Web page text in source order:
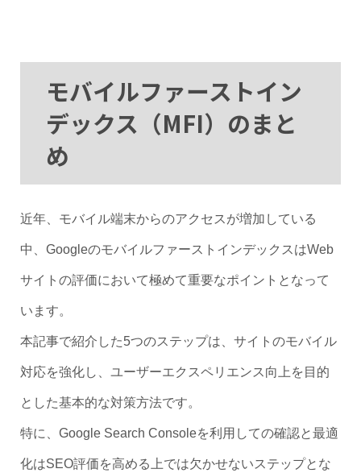
モバイルファーストイン
デックス（MFI）のまと
め
近年、モバイル端末からのアクセスが増加している
中、GoogleのモバイルファーストインデックスはWeb
サイトの評価において極めて重要なポイントとなって
います。
本記事で紹介した5つのステップは、サイトのモバイル
対応を強化し、ユーザーエクスペリエンス向上を目的
とした基本的な対策方法です。
特に、Google Search Consoleを利用しての確認と最適
化はSEO評価を高める上では欠かせないステップとな